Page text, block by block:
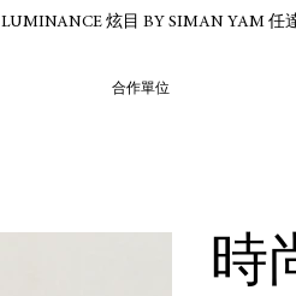
LUMINANCE 炫目 BY SIMAN YAM 任
合作單位
時